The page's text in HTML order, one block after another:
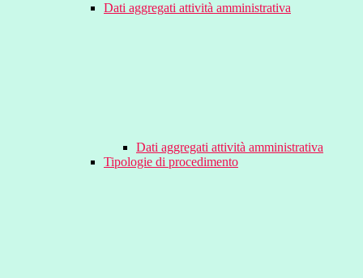
Dati aggregati attività amministrativa
Dati aggregati attività amministrativa
Tipologie di procedimento